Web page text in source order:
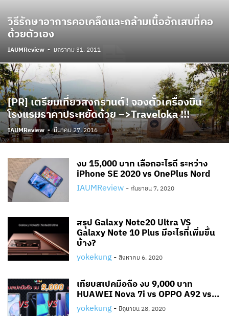
วิธีรักษาอาการคอเคล็ดและกล้ามเนื้ออักเสบที่คอ
ด้วยตัวเอง
IAUMReview - มกราคม 31, 2011
[PR] เตรียมเที่ยวสงกรานต์! จองตั๋วเครื่องบิน
โรงแรมราคาประหยัดด้วย –>Traveloka !!!
IAUMReview - มีนาคม 27, 2016
งบ 15,000 บาท เลือกอะไรดี ระหว่าง
iPhone SE 2020 vs OnePlus Nord
IAUMReview - กันยายน 7, 2020
สรุป Galaxy Note20 Ultra VS
Galaxy Note 10 Plus มีอะไรที่เพิ่มขึ้น
บ้าง?
yokekung - สิงหาคม 6, 2020
เทียบสเปคมือถือ งบ 9,000 บาท
HUAWEI Nova 7i vs OPPO A92 vs...
yokekung - มิถุนายน 28, 2020